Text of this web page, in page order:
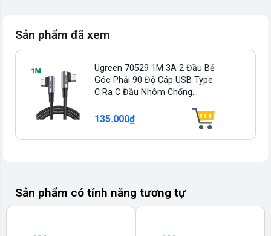
Sản phẩm đã xem
Ugreen 70529 1M 3A 2 Đầu Bẻ
Góc Phải 90 Độ Cáp USB Type
C Ra C Đầu Nhôm Chống...
135.000₫
Sản phẩm có tính năng tương tự